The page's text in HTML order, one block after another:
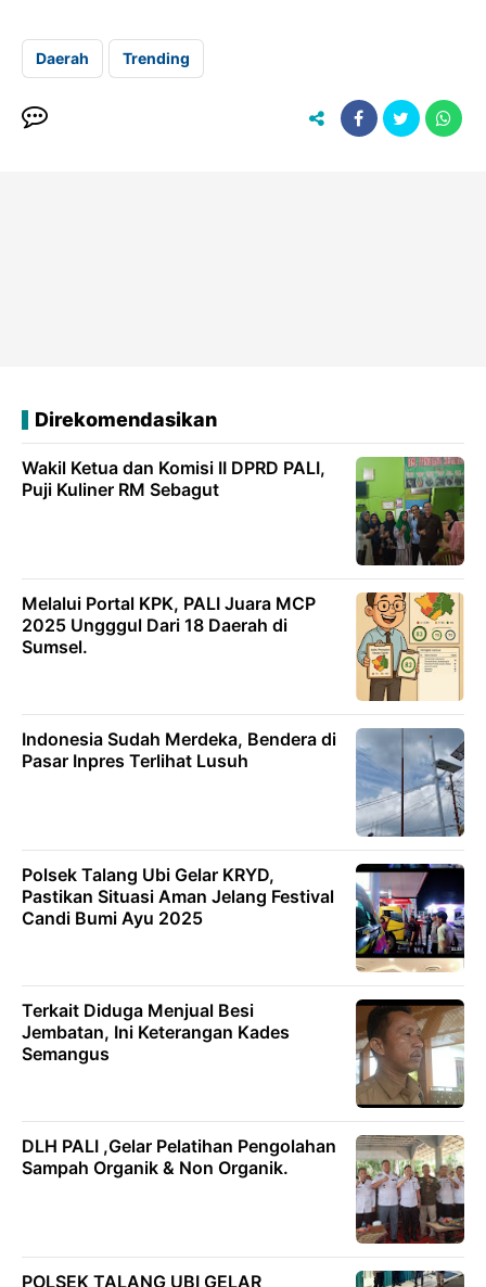
Daerah Trending
Direkomendasikan
Wakil Ketua dan Komisi II DPRD PALI,
Puji Kuliner RM Sebagut
Melalui Portal KPK, PALI Juara MCP
2025 Ungggul Dari 18 Daerah di
Sumsel.
Indonesia Sudah Merdeka, Bendera di
Pasar Inpres Terlihat Lusuh
Polsek Talang Ubi Gelar KRYD,
Pastikan Situasi Aman Jelang Festival
Candi Bumi Ayu 2025
Terkait Diduga Menjual Besi
Jembatan, Ini Keterangan Kades
Semangus
DLH PALI ,Gelar Pelatihan Pengolahan
Sampah Organik & Non Organik.
POLSEK TALANG UBI GELAR